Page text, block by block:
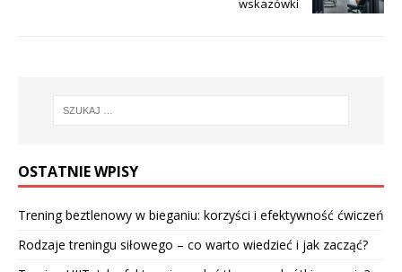
wskazówki
OSTATNIE WPISY
Trening beztlenowy w bieganiu: korzyści i efektywność ćwiczeń
Rodzaje treningu siłowego – co warto wiedzieć i jak zacząć?